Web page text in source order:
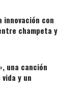
innovación con
champeta y
una canción
y un